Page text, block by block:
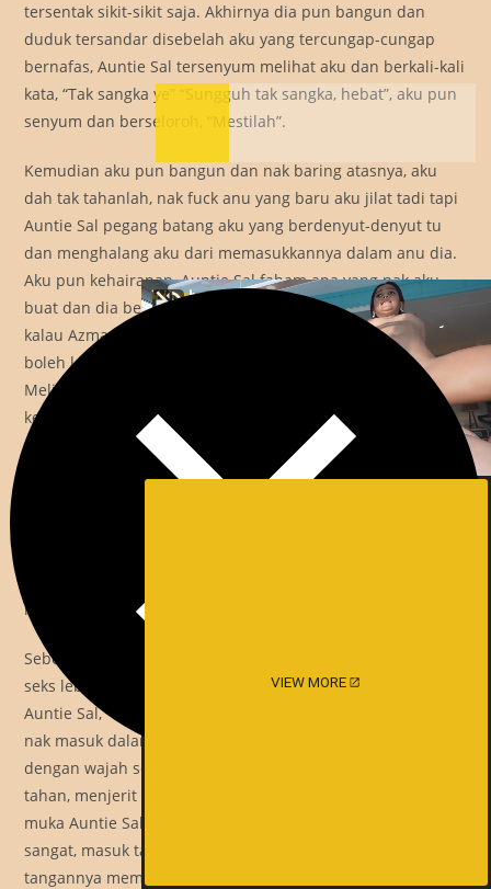
tersentak sikit-sikit saja. Akhirnya dia pun bangun dan
duduk tersandar disebelah aku yang tercungap-cungap
bernafas, Auntie Sal tersenyum melihat aku dan berkali-kali
kata, “Tak sangka ye” “Sungguh tak sangka, hebat”, aku pun
senyum dan berseloroh, “Mestilah”.
Kemudian aku pun bangun dan nak baring atasnya, aku
dah tak tahanlah, nak fuck anu yang baru aku jilat tadi tapi
Auntie Sal pegang batang aku yang berdenyut-denyut tu
dan menghalang aku dari memasukkannya dalam anu dia.
Aku pun kehairanan, Auntie Sal faham apa yang nak aku
buat dan dia berkata, “Azman, Auntie rasa tak sedap hatilah
kalau Azman nak masuk, entah kenapa, Cuma Auntie tak
boleh lagilah” dan aku mengangguk, agak kecewa juga.
Melihatkan reaksi wajah aku, mungkin Auntie Sal faham
kekecewaan aku dan berkata, “Bukan Auntie tak nak, Auntie
nak sangat Azman masuk Auntie, tapi Auntie rasa tak boleh,
seumur hidup Auntie Azmanlah lelaki selain dari Uncle
henti-henti berdenyut tu.
Sebenarnya aku tak kisah pun sebab aku minat permainan
seks lebih dari fucking, jadi aku pun nyatakanlah pada
Auntie Sal, “Oklah Auntie, Man pun rasa tak tergamak juga
nak masuk dalam Auntie”, “Kenapa?” Tanya Auntie sal dan
dengan wajah serius aku menjawab, “Takut Auntie Sal tak
tahan, menjerit kang” dan aku ketawa besar, merah padam
muka Auntie Sal, “….alah, macamlah dia punya besar
sangat, masuk tak rasa apapun” perli Auntie Sal dan
tangannya memicit kuat batang aku, aku terjerit kesakitan,
VIEW MORE